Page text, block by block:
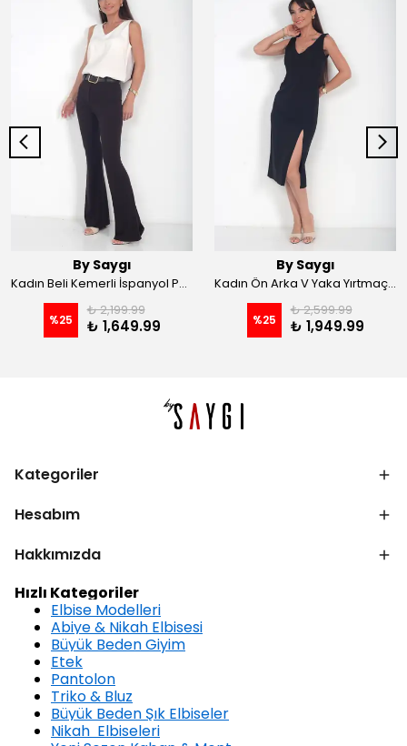
By Saygı
Kadın Beli Kemerli İspanyol Paça Likralı Krep Pantolon - Kahve
%25
₺ 2,199.99
₺ 1,649.99
By Saygı
Kadın Ön Arka V Yaka Yırtmaçlı Likralı Scuba Midi Elbise - Siyah
%25
₺ 2,599.99
₺ 1,949.99
Kategoriler
Hesabım
Hakkımızda
Hızlı Kategoriler
Elbise Modelleri
Abiye & Nikah Elbisesi
Büyük Beden Giyim
Etek
Pantolon
Triko & Bluz
Büyük Beden Şık Elbiseler
Nikah Elbiseleri